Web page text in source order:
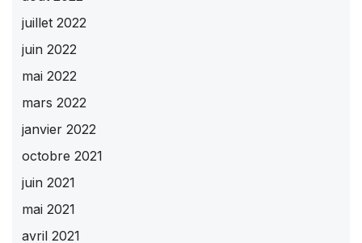
juillet 2022
juin 2022
mai 2022
mars 2022
janvier 2022
octobre 2021
juin 2021
mai 2021
avril 2021